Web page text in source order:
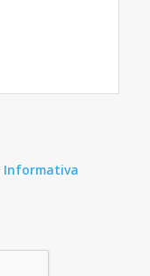
Informativa